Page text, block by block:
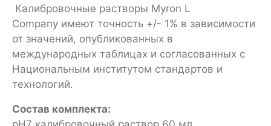
Калибровочные растворы Myron L
Company имеют точность +/- 1% в зависимости
от значений, опубликованных в
международных таблицах и согласованных с
Национальным институтом стандартов и
технологий.
Состав комплекта: